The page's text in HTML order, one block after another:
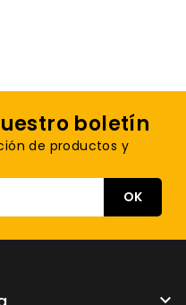
boletín
de productos y
